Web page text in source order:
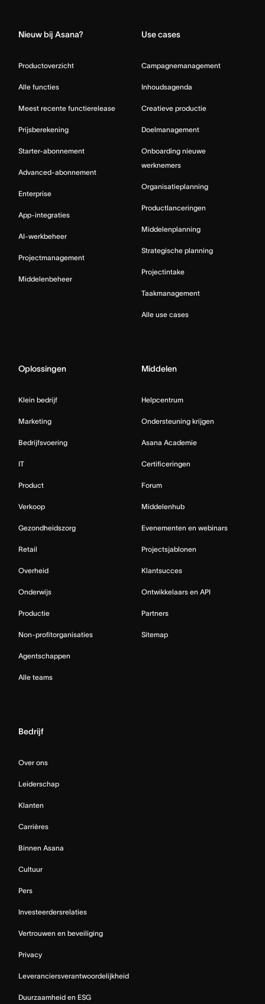
Nieuw bij Asana?
Productoverzicht
Alle functies
Meest recente functierelease
Prijsberekening
Starter-abonnement
Advanced-abonnement
Enterprise
App-integraties
AI-werkbeheer
Projectmanagement
Middelenbeheer
Use cases
Campagnemanagement
Inhoudsagenda
Creatieve productie
Doelmanagement
Onboarding nieuwe
werknemers
Organisatieplanning
Productlanceringen
Middelenplanning
Strategische planning
Projectintake
Taakmanagement
Alle use cases
Oplossingen
Klein bedrijf
Marketing
Bedrijfsvoering
IT
Product
Verkoop
Gezondheidszorg
Retail
Overheid
Onderwijs
Productie
Non-profitorganisaties
Agentschappen
Alle teams
Middelen
Helpcentrum
Ondersteuning krijgen
Asana Academie
Certificeringen
Forum
Middelenhub
Evenementen en webinars
Projectsjablonen
Klantsucces
Ontwikkelaars en API
Partners
Sitemap
Bedrijf
Over ons
Leiderschap
Klanten
Carrières
Binnen Asana
Cultuur
Pers
Investeerdersrelaties
Vertrouwen en beveiliging
Privacy
Leveranciersverantwoordelijkheid
Duurzaamheid en ESG